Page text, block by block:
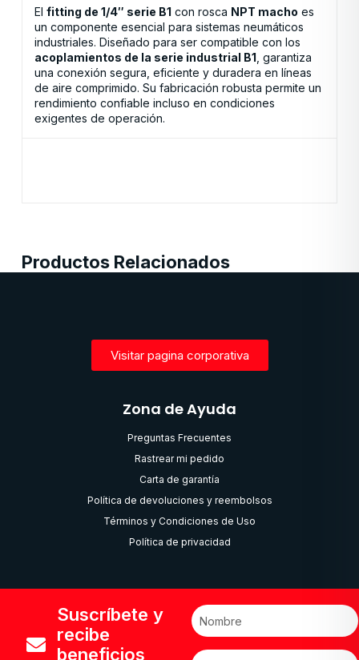
El fitting de 1/4″ serie B1 con rosca NPT macho es
un componente esencial para sistemas neumáticos
industriales. Diseñado para ser compatible con los
acoplamientos de la serie industrial B1 , garantiza
una conexión segura, eficiente y duradera en líneas
de aire comprimido. Su fabricación robusta permite un
rendimiento confiable incluso en condiciones
exigentes de operación.
Productos Relacionados
Visitar pagina corporativa
Zona de Ayuda
Preguntas Frecuentes
Rastrear mi pedido
Carta de garantía
Política de devoluciones y reembolsos
Términos y Condiciones de Uso
Política de privacidad
Suscríbete y
recibe
beneficios